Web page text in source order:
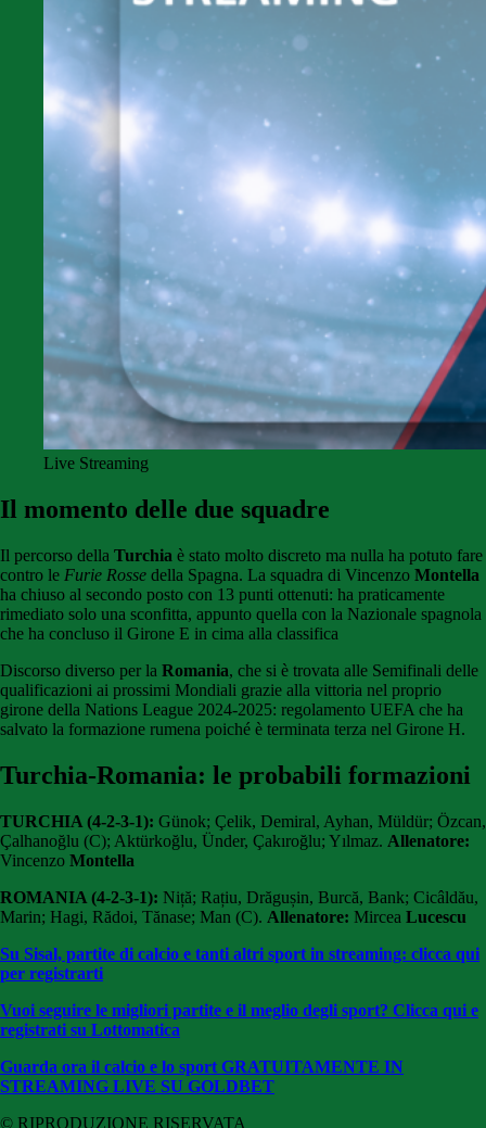
Live Streaming
Il momento delle due squadre
Il percorso della Turchia è stato molto discreto ma nulla ha potuto fare
contro le Furie Rosse della Spagna. La squadra di Vincenzo Montella
ha chiuso al secondo posto con 13 punti ottenuti: ha praticamente
rimediato solo una sconfitta, appunto quella con la Nazionale spagnola
che ha concluso il Girone E in cima alla classifica
Discorso diverso per la Romania, che si è trovata alle Semifinali delle
qualificazioni ai prossimi Mondiali grazie alla vittoria nel proprio
girone della Nations League 2024-2025: regolamento UEFA che ha
salvato la formazione rumena poiché è terminata terza nel Girone H.
Turchia-Romania: le probabili formazioni
TURCHIA (4-2-3-1): Günok; Çelik, Demiral, Ayhan, Müldür; Özcan,
Çalhanoğlu (C); Aktürkoğlu, Ünder, Çakıroğlu; Yılmaz. Allenatore:
Vincenzo Montella
ROMANIA (4-2-3-1): Niță; Rațiu, Drăgușin, Burcă, Bank; Cicâldău,
Marin; Hagi, Rădoi, Tănase; Man (C). Allenatore: Mircea Lucescu
Su Sisal, partite di calcio e tanti altri sport in streaming: clicca qui
per registrarti
Vuoi seguire le migliori partite e il meglio degli sport? Clicca qui e
registrati su Lottomatica
Guarda ora il calcio e lo sport GRATUITAMENTE IN
STREAMING LIVE SU GOLDBET
© RIPRODUZIONE RISERVATA